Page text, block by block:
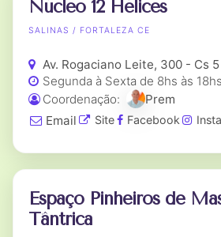
Núcleo 12 Hélices
SALINAS / FORTALEZA CE
Av. Rogaciano Leite, 300 - Cs
Segunda à Sexta de 8hs às 18hs
Coordenação:
Prem
Email
Site Facebook
Espaço Pinheiros de
Tântrica